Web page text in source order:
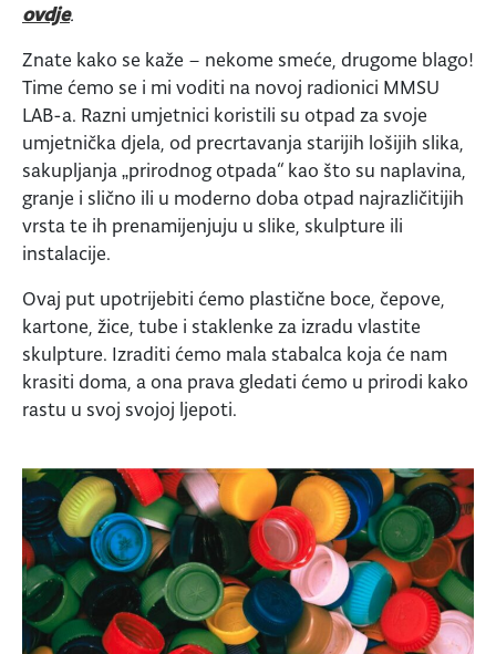
ovdje.
Znate kako se kaže – nekome smeće, drugome blago!
Time ćemo se i mi voditi na novoj radionici MMSU
LAB-a. Razni umjetnici koristili su otpad za svoje
umjetnička djela, od precrtavanja starijih lošijih slika,
sakupljanja „prirodnog otpada“ kao što su naplavina,
granje i slično ili u moderno doba otpad najrazličitijih
vrsta te ih prenamijenjuju u slike, skulpture ili
instalacije.
Ovaj put upotrijebiti ćemo plastične boce, čepove,
kartone, žice, tube i staklenke za izradu vlastite
skulpture. Izraditi ćemo mala stabalca koja će nam
krasiti doma, a ona prava gledati ćemo u prirodi kako
rastu u svoj svojoj ljepoti.